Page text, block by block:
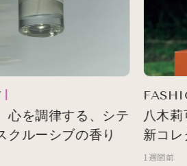
を調律する、シテ
ルーシブの香り
八木莉
新コレ
1週間前